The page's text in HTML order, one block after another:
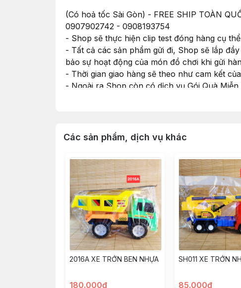
(Có hoả tốc Sài Gòn) - FREE SHIP TOÀN
0907902742 - 0908193754
- Shop sẽ thực hiện clip test đóng hàng cụ
- Tất cả các sản phẩm gửi đi, Shop sẽ lắp
bảo sự hoạt động của món đồ chơi khi gửi
- Thời gian giao hàng sẽ theo như cam kết
- Ngoài ra Shop còn có dịch vụ Gói Quà
Các sản phẩm, dịch vụ khác
2016A XE TRỚN BEN NHỰA
180.000đ
SH011 XE TRỚN
85.000đ